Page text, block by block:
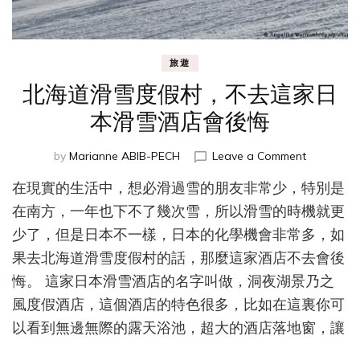
旅遊
北海道滑雪度假村，不去這家日
本滑雪酒店會後悔
by Marianne ABIB-PECH Leave a Commenton
海
道
滑
雪
度
假
村，
不
去
在現實的生活中，想必滑過雪的朋友非常少，特別是
在南方，一年也下不了幾次雪，所以滑雪的時機就更
少了，但是日本不一樣，日本的化學機會非常多，如
果去北海道滑雪度假村的話，那麼這家酒店不去會後
悔。 這家日本滑雪酒店的名字叫做，洞夜湖景乃之
風度假酒店，這個酒店的特色很多，比如在這裏你可
以看到無邊無際的露天浴池，超大的酒店落地窗，讓